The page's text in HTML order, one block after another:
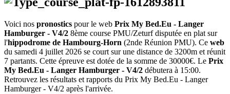
Voici nos pronostics pour le web Prix My Bed.Eu - Langer
Hamburger - V4/2 8ème course PMU/Zeturf disputée en plat sur
l'hippodrome de Hambourg-Horn (2nde Réunion PMU). Ce web
du samedi 4 juillet 2026 se court sur une distance de 3200m et réunit
7 partants. Cette épreuve est dotée de la somme de 30000€. Le Prix
My Bed.Eu - Langer Hamburger - V4/2 débutera à 15:00.
Retrouvez les résultats et rapports du Prix My Bed.Eu - Langer
Hamburger - V4/2 après l'arrivée.